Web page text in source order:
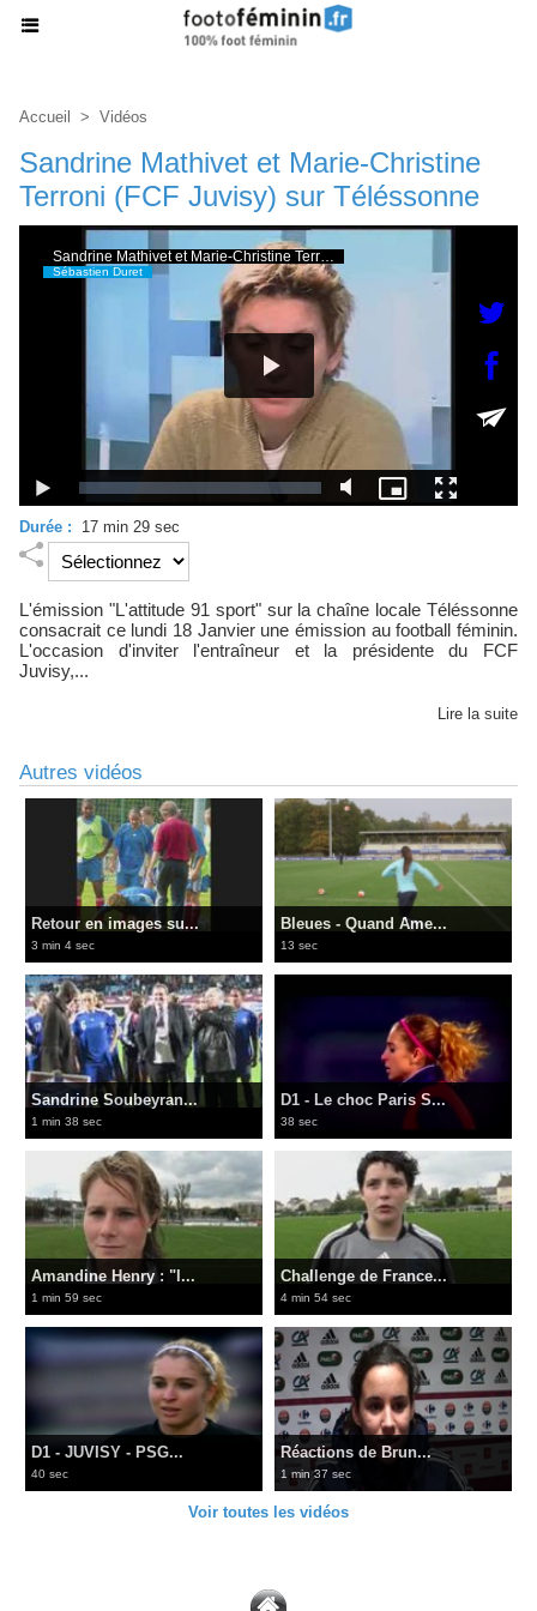
Accueil > Vidéos
Sandrine Mathivet et Marie-Christine
Terroni (FCF Juvisy) sur Téléssonne
Durée : 17 min 29 sec
L'émission "L'attitude 91 sport" sur la chaîne locale Téléssonne
consacrait ce lundi 18 Janvier une émission au football féminin.
L'occasion d'inviter l'entraîneur et la présidente du FCF
Juvisy,...
Lire la suite
Autres vidéos
Retour en images su...
3 min 4 sec
Bleues - Quand Ame...
13 sec
Sandrine Soubeyran...
1 min 38 sec
D1 - Le choc Paris S...
38 sec
Amandine Henry : "l...
1 min 59 sec
Challenge de France...
4 min 54 sec
D1 - JUVISY - PSG...
40 sec
Réactions de Brun...
1 min 37 sec
Voir toutes les vidéos